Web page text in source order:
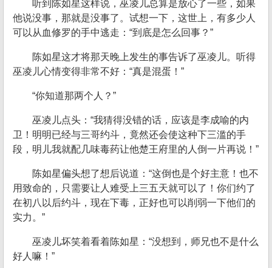
听到陈如星这样说，巫凌儿总算是放心了一些，如果
他说没事，那就是没事了。试想一下，这世上，有多少人
可以从血修罗的手中逃走：“到底是怎么回事？”
陈如星这才将那天晚上发生的事告诉了巫凌儿。听得
巫凌儿心情变得非常不好：“真是混蛋！”
“你知道那两个人？”
巫凌儿点头：“我猜得没错的话，应该是李成喻的内
卫！明明已经与三哥约斗，竟然还会使这种下三滥的手
段，明儿我就配几味毒药让他楚王府里的人倒一片再说！”
陈如星偏头想了想后说道：“这倒也是个好主意！也不
用致命的，只需要让人难受上三五天就可以了！你们约了
在初八以后约斗，现在下毒，正好也可以削弱一下他们的
实力。”
巫凌儿坏笑着看着陈如星：“没想到，师兄也不是什么
好人嘛！”